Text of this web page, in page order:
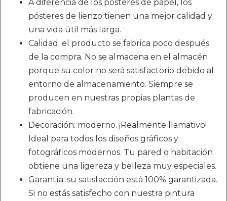
A diferencia de los pósteres de papel, los
pósteres de lienzo tienen una mejor calidad y
una vida útil más larga.
Calidad: el producto se fabrica poco después
de la compra. No se almacena en el almacén
porque su color no será satisfactorio debido al
entorno de almacenamiento. Siempre se
producen en nuestras propias plantas de
fabricación.
Decoración: moderno. ¡Realmente llamativo!
Ideal para todos los diseños gráficos y
fotográficos modernos. Tu pared o habitación
obtiene una ligereza y belleza muy especiales.
Garantía: su satisfacción está 100% garantizada.
Si no estás satisfecho con nuestra pintura